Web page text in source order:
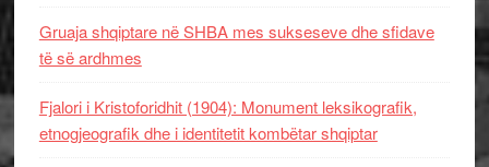
Gruaja shqiptare në SHBA mes sukseseve dhe sfidave
të së ardhmes
Fjalori i Kristoforidhit (1904): Monument leksikografik,
etnogjeografik dhe i identitetit kombëtar shqiptar